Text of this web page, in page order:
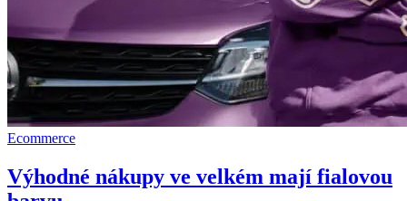
Ecommerce
Výhodné nákupy ve velkém mají fialovou